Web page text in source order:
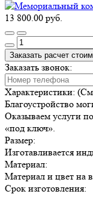
13 800.00 руб.
Заказать расчет
Заказать звонок:
Характеристики:
Благоустройство
Оказываем услуги
«под ключ».
Размер:
Изготавливается
Материал:
Материал и цвет на
Срок изготовления: